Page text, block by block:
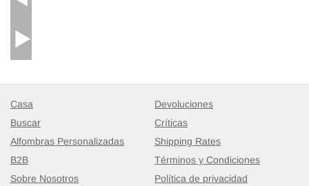
Casa
Buscar
Alfombras Personalizadas
B2B
Sobre Nosotros
Devoluciones
Críticas
Shipping Rates
Términos y Condiciones
Política de privacidad